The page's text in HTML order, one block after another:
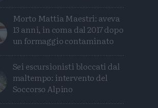
Morto Mattia Maestri: aveva
13 anni, in coma dal 2017 dopo
un formaggio contaminato
Sei escursionisti bloccati dal
maltempo: intervento del
Soccorso Alpino